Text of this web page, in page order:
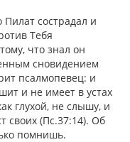
Пилат сострадал и
Тебя
что знал он
сновидением
псалмопевец: и
и не имеет в устах
глухой, не слышу, и
своих (Пс.37:14). Об
помнишь.